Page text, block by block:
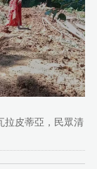
拉皮蒂亞，民眾清